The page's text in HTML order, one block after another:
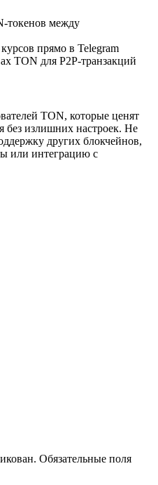
токенов между
прямо в Telegram
TON для P2P-транзакций
TON, которые ценят
без излишних настроек. Не
других блокчейнов,
или интеграцию с
Обязательные поля